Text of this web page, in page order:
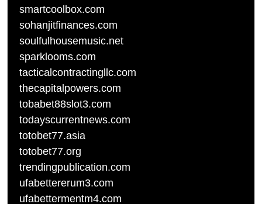
smartcoolbox.com
sohanjitfinances.com
soulfulhousemusic.net
sparklooms.com
tacticalcontractingllc.com
thecapitalpowers.com
tobabet88slot3.com
todayscurrentnews.com
totobet77.asia
totobet77.org
trendingpublication.com
ufabettererum3.com
ufabettermentm4.com